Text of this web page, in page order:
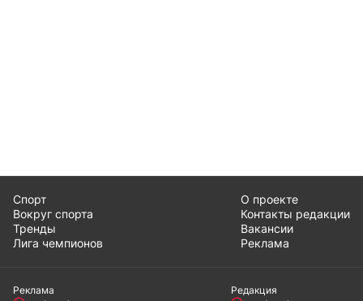
Спорт
Вокруг спорта
Тренды
Лига чемпионов
О проекте
Контакты редакции
Вакансии
Реклама
Реклама Редакция